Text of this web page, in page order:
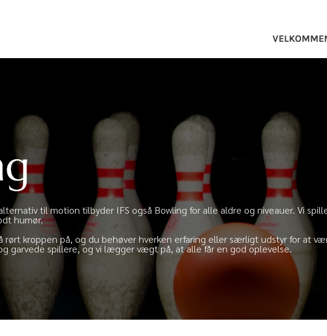
til motion tilbyder IFS også Bowling for alle aldre og niveauer. Vi
humør.
rørt kroppen på, og du behøver hverken erfaring eller særligt udstyr for at
garvede spillere, og vi lægger vægt på, at alle får en god oplevelse.